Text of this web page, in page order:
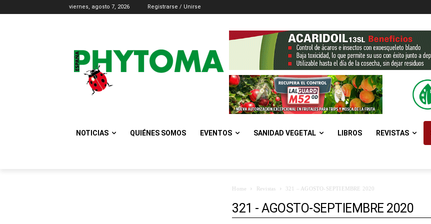
viernes, agosto 7, 2026 Registrarse / Unirse
NOTICIAS QUIÉNES SOMOS EVENTOS SANIDAD VEGETAL LIBROS REVISTAS
Home Revistas 321 – AGOSTO-SEPTIEMBRE 2020
321 - AGOSTO-SEPTIEMBRE 2020